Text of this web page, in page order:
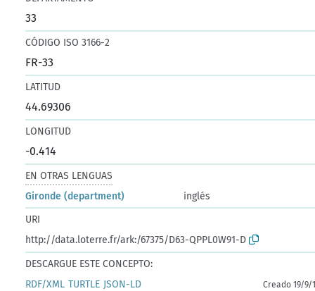
33
CÓDIGO ISO 3166-2
FR-33
LATITUD
44.69306
LONGITUD
-0.414
EN OTRAS LENGUAS
Gironde (department)
inglés
URI
http://data.loterre.fr/ark:/67375/D63-QPPL0W91-D
DESCARGUE ESTE CONCEPTO:
RDF/XML TURTLE JSON-LD Creado 19/9/